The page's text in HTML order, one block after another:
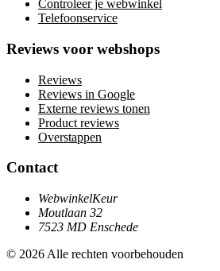
Controleer je webwinkel
Telefoonservice
Reviews voor webshops
Reviews
Reviews in Google
Externe reviews tonen
Product reviews
Overstappen
Contact
WebwinkelKeur
Moutlaan 32
7523 MD Enschede
© 2026 Alle rechten voorbehouden